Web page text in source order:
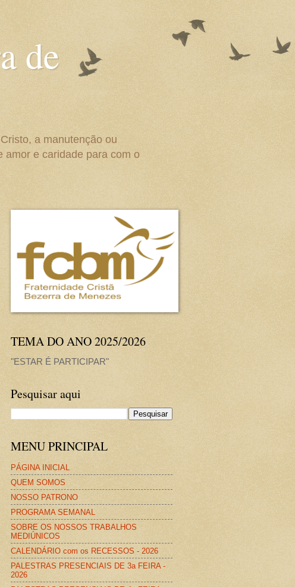
de
a manutenção ou
amor e caridade para com o
TEMA DO ANO 2025/2026
"ESTAR É PARTICIPAR"
Pesquisar aqui
MENU PRINCIPAL
PÁGINA INICIAL
QUEM SOMOS
NOSSO PATRONO
PROGRAMA SEMANAL
SOBRE OS NOSSOS TRABALHOS
MEDIÚNICOS
CALENDÁRIO com os RECESSOS - 2026
PALESTRAS PRESENCIAIS DE 3a FEIRA -
2026